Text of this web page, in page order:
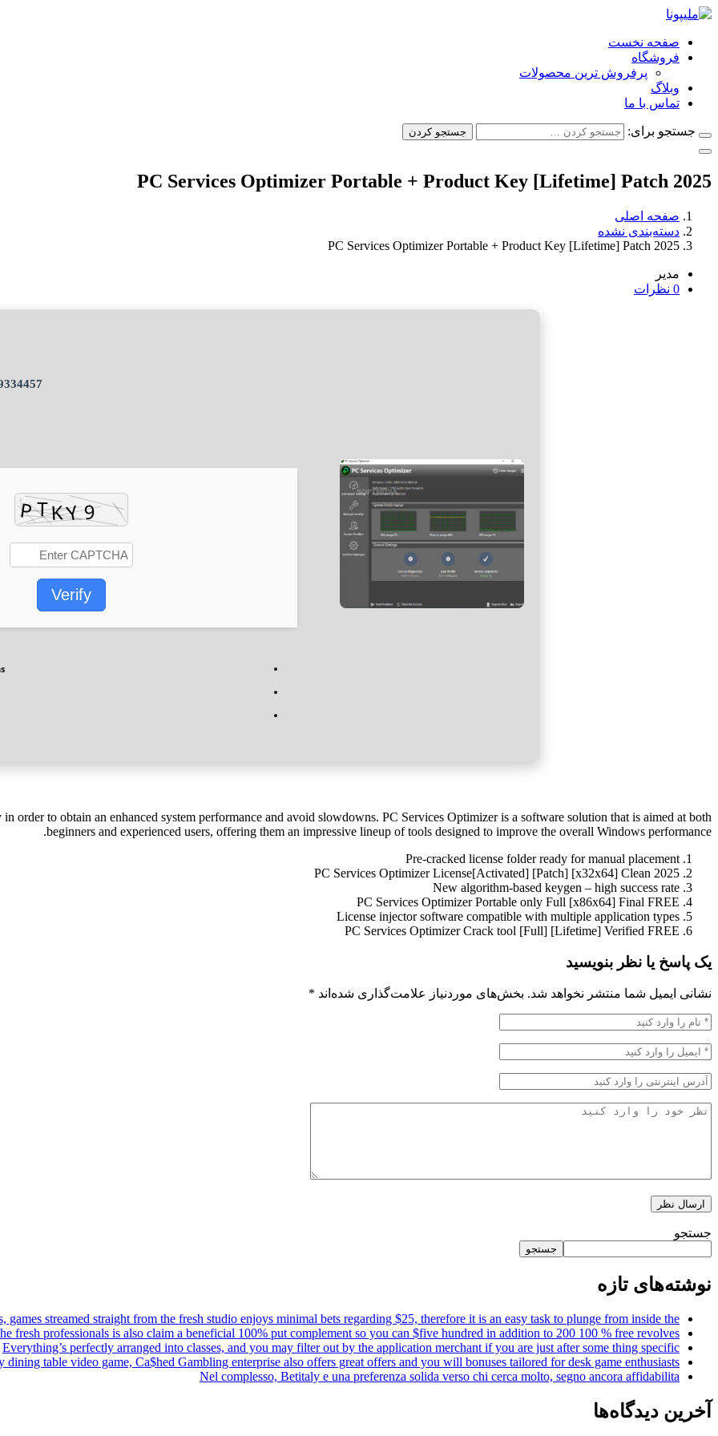
صفحه نخست
فروشگاه
پرفروش ترین محصولات
وبلاگ
تماس با ما
جستجو برای: جستجو کردن
PC Services Optimizer Portable + Product Key [Lifetime] Patch 2025
صفحه اصلی
دسته‌بندی نشده
PC Services Optimizer Portable + Product Key [Lifetime] Patch 2025
مدیر
0 نظرات
Verify
order to obtain an enhanced system performance and avoid slowdowns. PC Services Optimizer is a software solution that is aimed at both
beginners and experienced users, offering them an impressive lineup of tools designed to improve the overall Windows performance.
Pre-cracked license folder ready for manual placement
PC Services Optimizer License[Activated] [Patch] [x32x64] Clean 2025
New algorithm-based keygen – high success rate
PC Services Optimizer Portable only Full [x86x64] Final FREE
License injector software compatible with multiple application types
PC Services Optimizer Crack tool [Full] [Lifetime] Verified FREE
یک پاسخ یا نظر بنویسید
نشانی ایمیل شما منتشر نخواهد شد. بخش‌های موردنیاز علامت‌گذاری شده‌اند *
جستجو
جستجو
نوشته‌های تازه
games streamed straight from the fresh studio enjoys minimal bets regarding $25, therefore it is an easy task to plunge from inside the
fresh professionals is also claim a beneficial 100% put complement so you can $five hundred in addition to 200 100 % free revolves
Everything’s perfectly arranged into classes, and you may filter out by the application merchant if you are just after some thing specific
dining table video game, Ca$hed Gambling enterprise also offers great offers and you will bonuses tailored for desk game enthusiasts
Nel complesso, Betitaly e una preferenza solida verso chi cerca molto, segno ancora affidabilita
آخرین دیدگاه‌ها